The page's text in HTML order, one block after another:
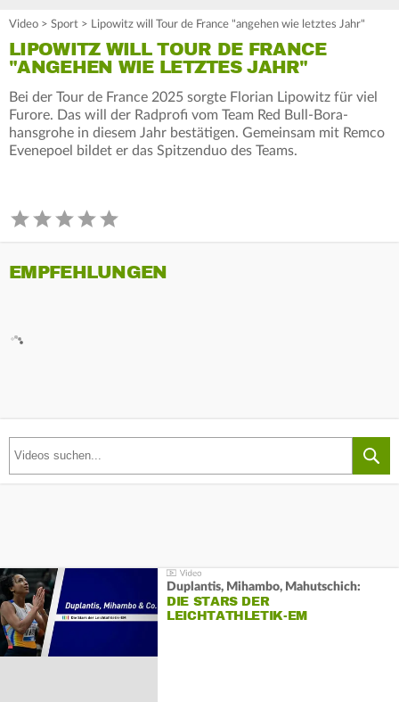
Video > Sport > Lipowitz will Tour de France "angehen wie letztes Jahr"
LIPOWITZ WILL TOUR DE FRANCE
"ANGEHEN WIE LETZTES JAHR"
Bei der Tour de France 2025 sorgte Florian Lipowitz für viel
Furore. Das will der Radprofi vom Team Red Bull-Bora-
hansgrohe in diesem Jahr bestätigen. Gemeinsam mit Remco
Evenepoel bildet er das Spitzenduo des Teams.
EMPFEHLUNGEN
Duplantis, Mihambo, Mahutschich:
DIE STARS DER
LEICHTATHLETIK-EM